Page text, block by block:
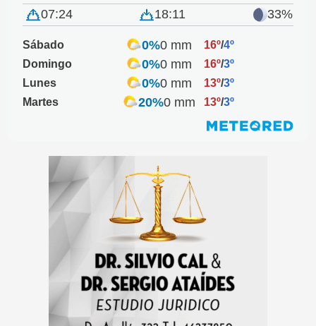
07:24 18:11 33%
Sábado 0%0 mm 16º/4º
Domingo
0%0 mm 16º/3º
Lunes
0%0 mm 13º/3º
Martes
20%0 mm 13º/3º